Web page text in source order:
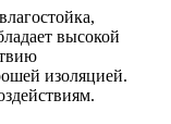
высокой
изоляцией.